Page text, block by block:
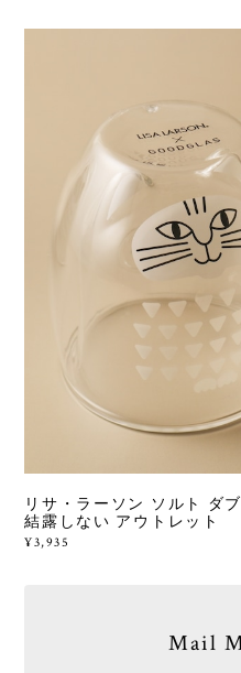
リサ・ラーソン ソルト ダ
結露しない アウトレット
¥3,935
Mail